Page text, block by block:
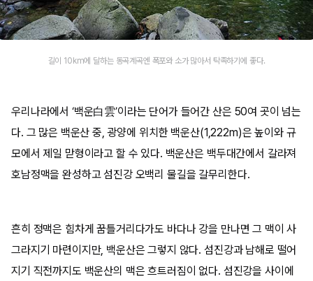
길이 10km에 달하는 동곡계곡엔 폭포와 소가 많아서 탁족하기에 좋다.
우리나라에서 ‘백운白雲’이라는 단어가 들어간 산은 50여 곳이 넘는
다. 그 많은 백운산 중, 광양에 위치한 백운산(1,222m)은 높이와 규
모에서 제일 맏형이라고 할 수 있다. 백운산은 백두대간에서 갈라져
호남정맥을 완성하고 섬진강 오백리 물길을 갈무리한다.
흔히 정맥은 힘차게 꿈틀거리다가도 바다나 강을 만나면 그 맥이 사
그라지기 마련이지만, 백운산은 그렇지 않다. 섬진강과 남해로 떨어
지기 직전까지도 백운산의 맥은 흐트러짐이 없다. 섬진강을 사이에